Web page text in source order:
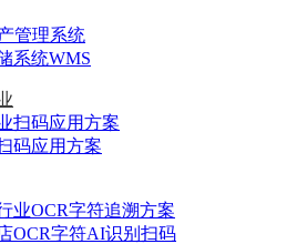
管理系统
系统WMS
扫码应用方案
码应用方案
业OCR字符追溯方案
OCR字符AI识别扫码